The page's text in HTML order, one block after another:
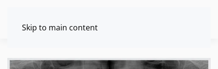
Skip to main content